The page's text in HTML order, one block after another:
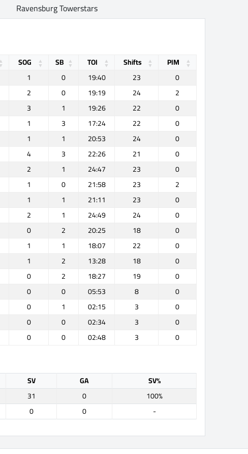
Ravensburg Towerstars
SOG SB TOI Shifts
PIM
1 0 19:40 23
0
2 0 19:19 24
2
3 1 19:26 22
0
1 3 17:24 22
0
1 1 20:53 24
0
4 3 22:26 21
0
2 1 24:47 23
0
1 0 21:58 23
2
1 1 21:11 23
0
2 1 24:49 24
0
0 2 20:25 18
0
1 1 18:07 22
0
1 2 13:28 18
0
0 2 18:27 19
0
0 0 05:53 8
0
0 1 02:15 3
0
0 0 02:34 3
0
0 0 02:48 3 0
SV GA
SV%
31 0
100%
0 0 -